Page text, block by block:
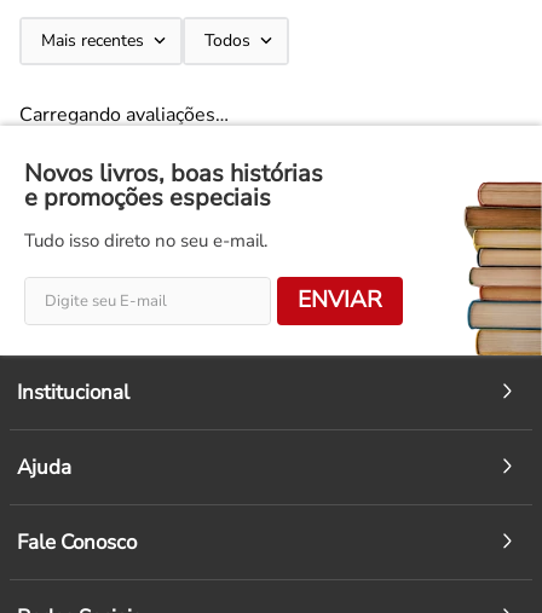
Mais recentes Todos
Carregando avaliações…
Novos livros, boas histórias
e promoções especiais
Tudo isso direto no seu e-mail.
ENVIAR
Institucional
Ajuda
Fale Conosco